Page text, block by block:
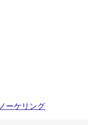
ーケリング